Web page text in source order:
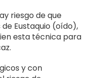
riesgo de que
Eustaquio (oído),
esta técnica para
y con